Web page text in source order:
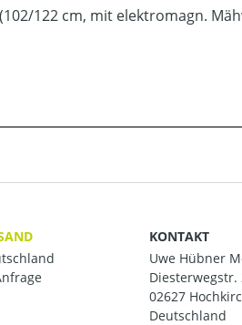
122 cm, mit elektromagn.
KONTAKT
Uwe Hübner
Diesterwegstr.
02627
Deutschland